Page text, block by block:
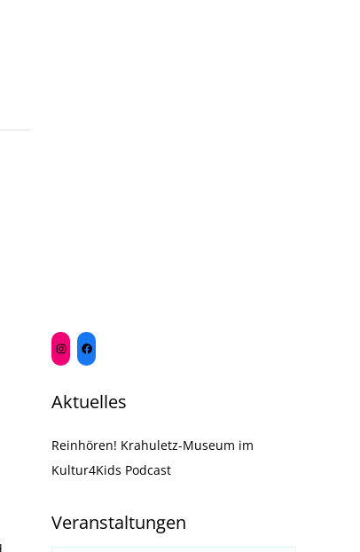
Aktuelles
Reinhören! Krahuletz-Museum im
Kultur4Kids Podcast
Veranstaltungen